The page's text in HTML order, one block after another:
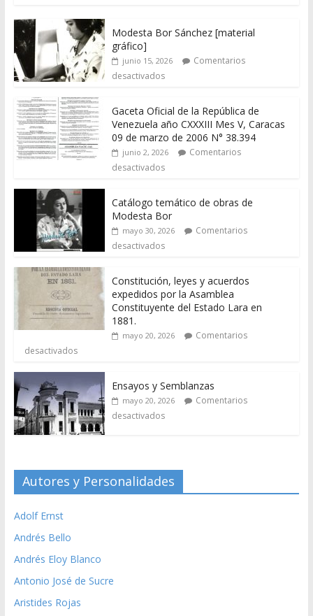
Modesta Bor Sánchez [material
gráfico]
junio 15, 2026
Comentarios
desactivados
Gaceta Oficial de la República de
Venezuela año CXXXIII Mes V, Caracas
09 de marzo de 2006 N° 38.394
junio 2, 2026
Comentarios
desactivados
Catálogo temático de obras de
Modesta Bor
mayo 30, 2026
Comentarios
desactivados
Constitución, leyes y acuerdos
expedidos por la Asamblea
Constituyente del Estado Lara en
1881.
mayo 20, 2026
Comentarios
desactivados
Ensayos y Semblanzas
mayo 20, 2026
Comentarios
desactivados
Autores y Personalidades
Adolf Ernst
Andrés Bello
Andrés Eloy Blanco
Antonio José de Sucre
Aristides Rojas